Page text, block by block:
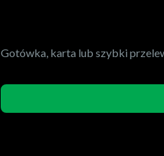
Gotówka, karta lub szybki